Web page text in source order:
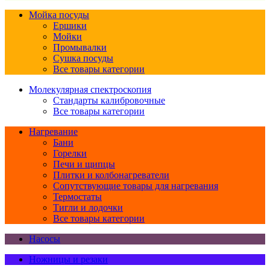
Мойка посуды
Ершики
Мойки
Промывалки
Сушка посуды
Все товары категории
Молекулярная спектроскопия
Стандарты калибровочные
Все товары категории
Нагревание
Бани
Горелки
Печи и щипцы
Плитки и колбонагреватели
Сопутствующие товары для нагревания
Термостаты
Тигли и лодочки
Все товары категории
Насосы
Ножницы и резаки